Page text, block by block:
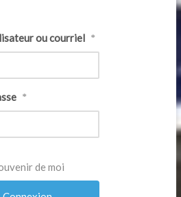
ou courriel *
*
de moi